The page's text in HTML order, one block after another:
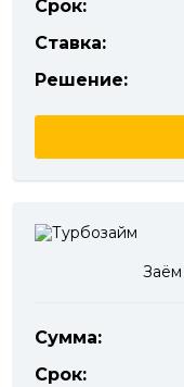
Срок:
Ставка:
Решение:
Заём
Сумма:
Срок: